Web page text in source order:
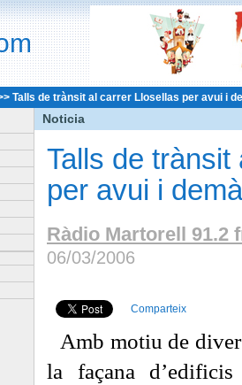
Talls de trànsit al carrer Llosellas per avui i
Noticia
Talls de
per avui i
Ràdio Martorell 91.2
06/03/2006
Comparteix
Amb motiu de
la façana